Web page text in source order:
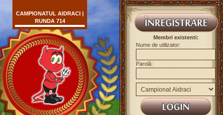
CAMPIONATUL AIDRACI |
RUNDA 714
Membri existenti:
Nume de utilizator:
Parolă: